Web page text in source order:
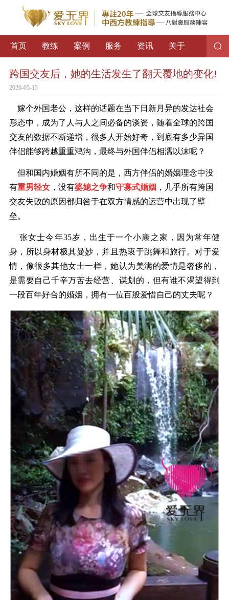
首页 教练 案例 服务 资讯 关于
跨国交友后，她的生活发生了翻天覆地的变化!
2020-05-15
嫁个外国老公，这样的话题在当下日新月异的发达社会
形态中，成为了人与人之间必备的谈资，随着全球的跨国
交友的数据不断递增，很多人开始好奇，到底有多少异国
伴侣能够跨越重重鸿沟，最终与外国伴侣相濡以沫呢？
但和国内婚姻有所不同的是，西方伴侣的婚姻理念中没
有重男轻女，没有婆媳之争和守寡式婚姻 ，几乎所有跨国
交友失败的原因都归咎于在双方情感的运营中出现了壁
垒。
张女士今年35岁，出生于一个小康之家，因为常年健
身，所以身材极其曼妙，并且热衷于跳舞和旅行。对于爱
情，像很多其他女士一样，她认为美满的爱情是奢侈的，
是需要自己千辛万苦去经营、谋划的，但有谁不渴望得到
一段百年好合的婚姻，拥有一位百般爱惜自己的丈夫呢？